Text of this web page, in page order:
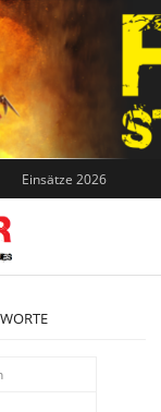
Einsätze 2026